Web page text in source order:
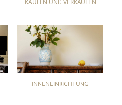
KAUFEN UND VERKAUFEN
INNENEINRICHTUNG